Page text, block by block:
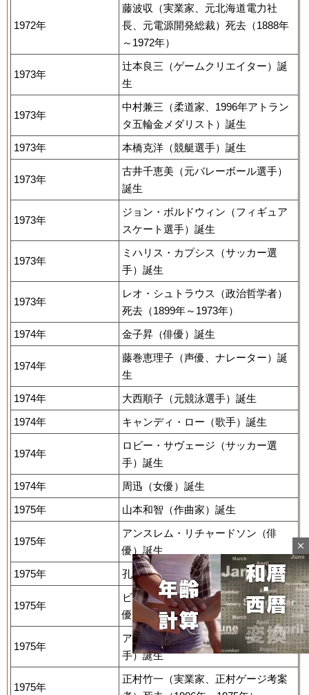
1972年
藤波収（実業家、元北海道電力社
長、元電源開発総裁）死去（1888年
～1972年）
1973年
辻本良三（ゲームクリエイター）誕
生
1973年
中村兼三（柔道家、1996年アトラン
タ五輪金メダリスト）誕生
1973年
本橋克洋（競艇選手）誕生
1973年
古井千恵美（元バレーボール選手）
誕生
1973年
ジョン・ボルドウィン（フィギュア
スケート選手）誕生
1973年
ミハリス・カプシス（サッカー選
手）誕生
1973年
レオ・シュトラウス（政治哲学者）
死去（1899年～1973年）
1974年
金子昇（俳優）誕生
1974年
藤巻恵理子（声優、ナレーター）誕
生
1974年
大西順子（元競泳選手）誕生
1974年
キャンディ・ロー（歌手）誕生
1974年
ロビー・サヴェージ（サッカー選
手）誕生
1974年
周迅（女優）誕生
1975年
山本和智（作曲家）誕生
1975年
アンスレム・リチャードソン（俳
優）誕生
1975年
孔令輝（卓球選手）誕生
1975年
ビョン・ホギル（ミュージカル俳
優、歌手）誕生
1975年
アレックス・コーラ（元プロ野球選
手）誕生
1975年
正村竹一（実業家、正村ゲージ考案
close